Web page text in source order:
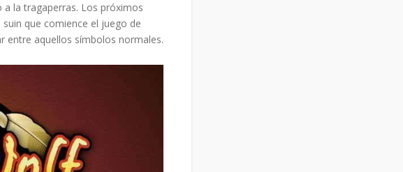
la tragaperras. Los próximos
que comience el juego de
entre aquellos símbolos normales.